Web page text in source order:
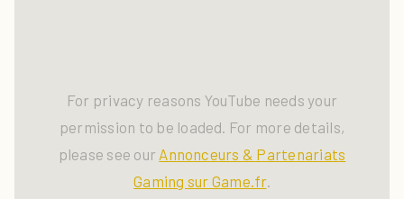
For privacy reasons YouTube needs your
permission to be loaded. For more details,
please see our Annonceurs & Partenariats
Gaming sur Game.fr.